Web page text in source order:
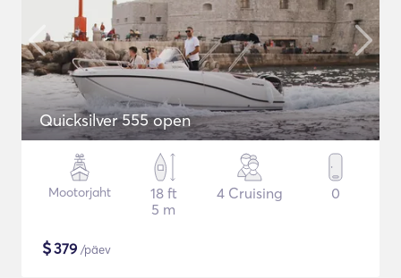
Quicksilver 555 open
Mootorjaht
18 ft
5 m
4 Cruising 0
$379 /päev